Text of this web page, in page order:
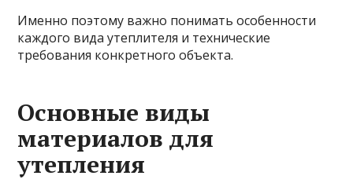
Именно поэтому важно понимать особенности
каждого вида утеплителя и технические
требования конкретного объекта.
Основные виды
материалов для
утепления